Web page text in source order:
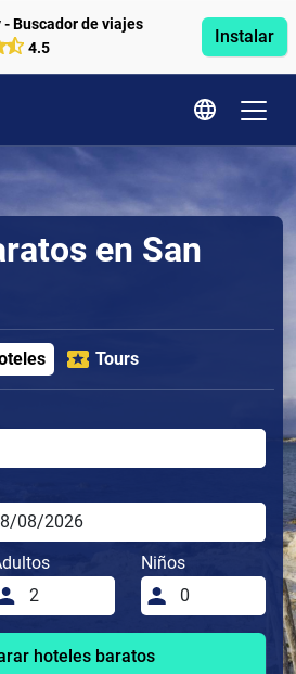
- Buscador de viajes
4.5
Instalar
en San
Tours
Niños
hoteles baratos